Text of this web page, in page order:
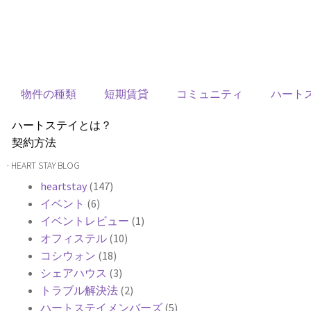
物件の種類 短期賃貸 コミュニティ ハート
ハートステイとは？
契約方法
韓国不動産情報
よくある質問
Heartee
· HEART STAY BLOG
heartstay (147)
イベント (6)
イベントレビュー (1)
オフィステル (10)
コシウォン (18)
シェアハウス (3)
トラブル解決法 (2)
ハートステイメンバーズ (5)